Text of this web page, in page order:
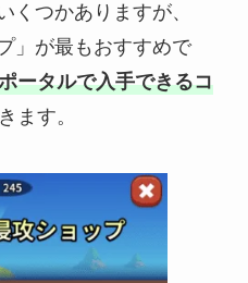
くつかありますが、
」が最もおすすめで
ータルで入手できるコ
ます。